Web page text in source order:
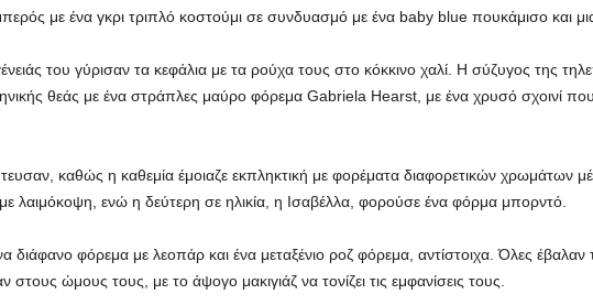
με ένα γκρι τριπλό κοστούμι σε συνδυασμό με ένα baby blue πουκάμισο και
του γύρισαν τα κεφάλια με τα ρούχα τους στο κόκκινο χαλί. Η σύζυγος της
θεάς με ένα στράπλες μαύρο φόρεμα Gabriela Hearst, με ένα χρυσό σχοινί
καθώς η καθεμία έμοιαζε εκπληκτική με φορέματα διαφορετικών χρωμάτων
λαιμόκοψη, ενώ η δεύτερη σε ηλικία, η Ισαβέλλα, φορούσε ένα φόρμα μπορντό.
διάφανο φόρεμα με λεοπάρ και ένα μεταξένιο ροζ φόρεμα, αντίστοιχα. Όλες
ώμους τους, με το άψογο μακιγιάζ να τονίζει τις εμφανίσεις τους.